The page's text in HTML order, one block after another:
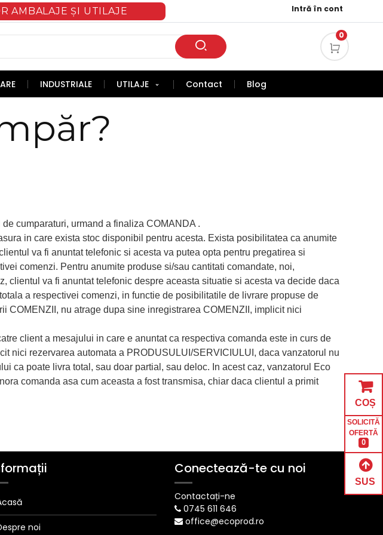
AMBALAJE ȘI UTILAJE Intră în cont
0
INDUSTRIALE UTILAJE Contact Blog
cumparaturi, urmand a finaliza COMANDA .
in care exista stoc disponibil pentru acesta. Exista posibilitatea ca anumite
va fi anuntat telefonic si acesta va putea opta pentru pregatirea si
comenzi. Pentru anumite produse si/sau cantitati comandate, noi,
clientul va fi anuntat telefonic despre aceasta situatie si acesta va decide daca
a respectivei comenzi, in functie de posibilitatile de livrare propuse de
nu atrage dupa sine inregistrarea COMENZII, implicit nici
client a mesajului in care e anuntat ca respectiva comanda este in curs de
nici rezervarea automata a PRODUSULUI/SERVICIULUI, daca vanzatorul nu
ca poate livra total, sau doar partial, sau deloc. In acest caz, vanzatorul Eco
comanda asa cum aceasta a fost transmisa, chiar daca clientul a primit
noi
Conectează-te cu noi
Contactați-ne
0745 611 646
office@ecoprod.ro
COȘ
SOLICITĂ
OFERTĂ
0
SUS